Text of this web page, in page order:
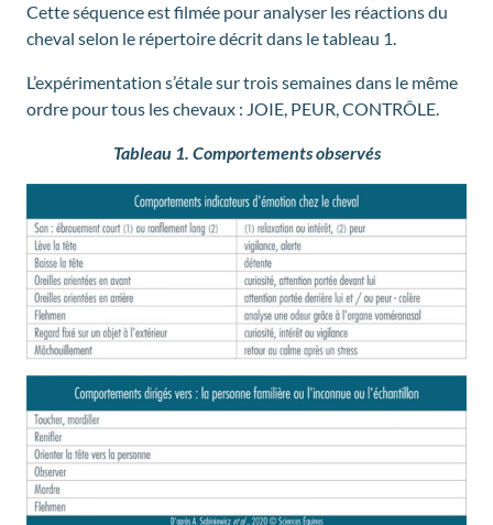
Cette séquence est filmée pour analyser les réactions du
cheval selon le répertoire décrit dans le tableau 1.
L’expérimentation s’étale sur trois semaines dans le même
ordre pour tous les chevaux : JOIE, PEUR, CONTRÔLE.
Tableau 1. Comportements observés